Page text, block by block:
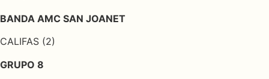
BANDA AMC SAN JOANET
CALIFAS (2)
GRUPO 8